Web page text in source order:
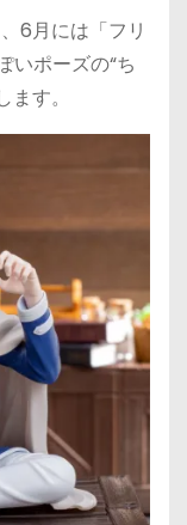
6月には「フリ
いポーズの“ち
す。